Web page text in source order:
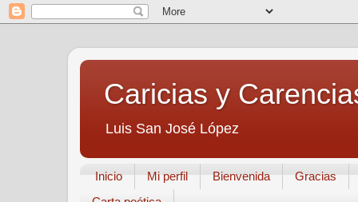
Caricias y
Luis San José López
Inicio Mi perfil Bienvenida
Gracias